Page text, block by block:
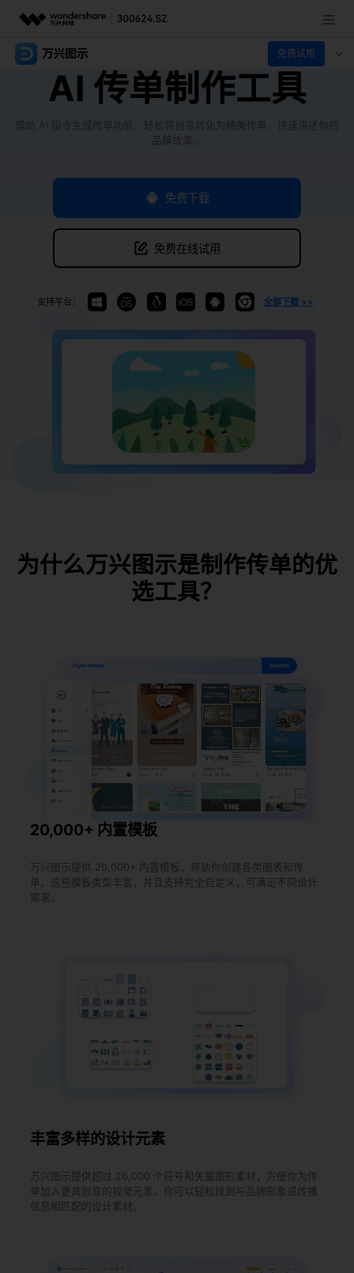
推荐产品
AIGC数字创意
实用工具
政企服务
关于万兴
加入我们
免费试用
AI 传单制作工具
借助 AI 指令生成传单功能，轻松将创意转化为精美传单，快速讲述你的
品牌故事。
免费下载
免费在线试用
支持平台： 全部下载 >>
为什么万兴图示是制作传单的优
选工具？
20,000+ 内置模板
万兴图示提供 20,000+ 内置模板，帮助你创建各类图表和传
单。这些模板类型丰富，并且支持完全自定义，可满足不同设计
需求。
丰富多样的设计元素
万兴图示提供超过 26,000 个符号和矢量图形素材，方便你为传
单加入更具创意的视觉元素。你可以轻松找到与品牌形象或传播
信息相匹配的设计素材。